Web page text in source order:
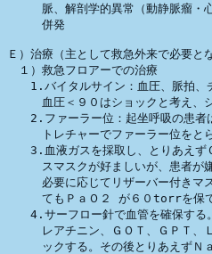
脈、解剖学的異常（動静脈瘤・心
併発
Ｅ）治療（主として救急外来で必要と
１）救急フロアーでの治療
1.バイタルサイン：血圧、脈拍、
血圧＜９０はショックと考え、シ
2.ファーラー位：起坐呼吸の患者
トレチャーでファーラー位をとら
3.血液ガスを採取し、とりあえず
スマスクが好ましいが、患者が嫌
必要に応じてリザーバー付きマス
てもＰａＯ２ が６０torrを保てな
4.サーフロー針で血管を確保する
レアチニン、ＧＯＴ、ＧＰＴ、Ｌ
ックする。その後とりあえずＮａ